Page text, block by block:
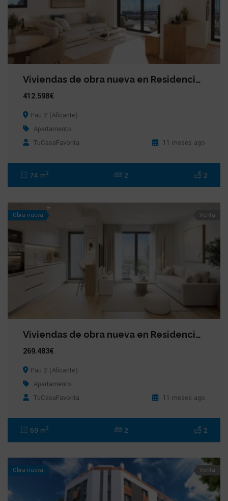
Viviendas de obra nueva en Residencial Halar, Pau 2 (Alicante)
412.598€
Pau 2 (Alicante)
Apartamento
TuCasaFavorita
11 meses ago
74 m2 2 2
Obra nueva Venta
Viviendas de obra nueva en Residencial Volanta, Pau 2 (Alicante)
269.483€
Pau 2 (Alicante)
Apartamento
TuCasaFavorita
11 meses ago
69 m2 2 2
Obra nueva Venta